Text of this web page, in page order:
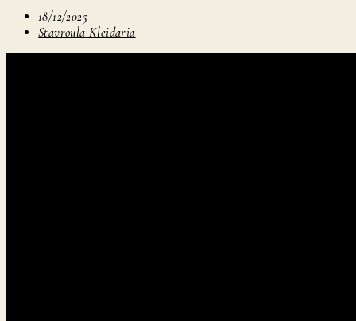
18/12/2025
Stavroula Kleidaria